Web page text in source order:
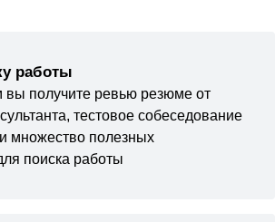
работы
вы получите ревью резюме от
тестовое собеседование
множество полезных
поиска работы